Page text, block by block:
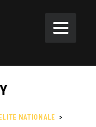
ELITE NATIONALE >